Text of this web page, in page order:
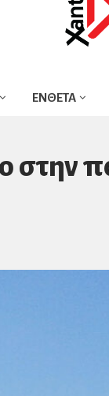
ΕΝΘΕΤΑ
στην